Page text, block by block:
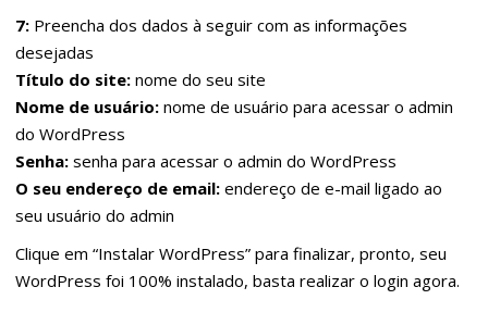
7: Preencha dos dados à seguir com as informações
desejadas
Título do site: nome do seu site
Nome de usuário: nome de usuário para acessar o admin
do WordPress
Senha: senha para acessar o admin do WordPress
O seu endereço de email: endereço de e-mail ligado ao
seu usuário do admin
Clique em “Instalar WordPress” para finalizar, pronto, seu
WordPress foi 100% instalado, basta realizar o login agora.